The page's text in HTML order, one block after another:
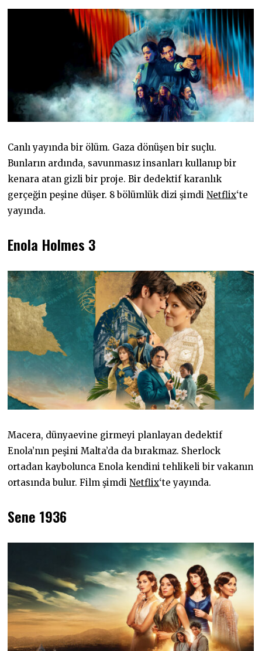
Canlı yayında bir ölüm. Gaza dönüşen bir suçlu.
Bunların ardında, savunmasız insanları kullanıp bir
kenara atan gizli bir proje. Bir dedektif karanlık
gerçeğin peşine düşer. 8 bölümlük dizi şimdiNetflix‘te
yayında.
Enola Holmes 3
Macera, dünyaevine girmeyi planlayan dedektif
Enola’nın peşini Malta’da da bırakmaz. Sherlock
ortadan kaybolunca Enola kendini tehlikeli bir vakanın
ortasında bulur. Film şimdiNetflix‘te yayında.
Sene 1936